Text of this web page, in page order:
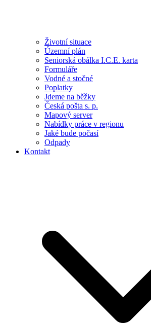
Životní situace
Územní plán
Seniorská obálka I.C.E. karta
Formuláře
Vodné a stočné
Poplatky
Jdeme na běžky
Česká pošta s. p.
Mapový server
Nabídky práce v regionu
Jaké bude počasí
Odpady
Kontakt